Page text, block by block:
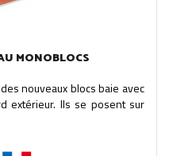
MONOBLOCS
nouveaux blocs baie avec
extérieur. Ils se posent sur